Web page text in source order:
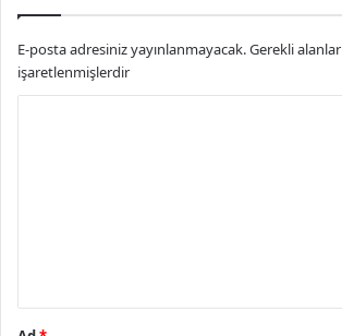
E-posta adresiniz yayınlanmayacak.Gerekli alanlar
işaretlenmişlerdir